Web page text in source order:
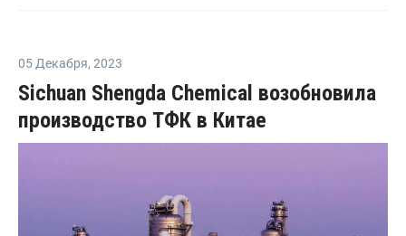
05 Декабря, 2023
Sichuan Shengda Chemical возобновила
производство ТФК в Китае